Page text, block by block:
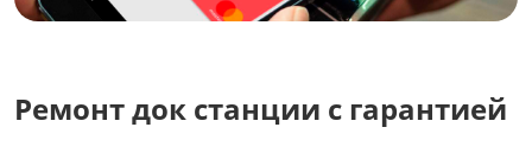
Ремонт док станции с гарантией